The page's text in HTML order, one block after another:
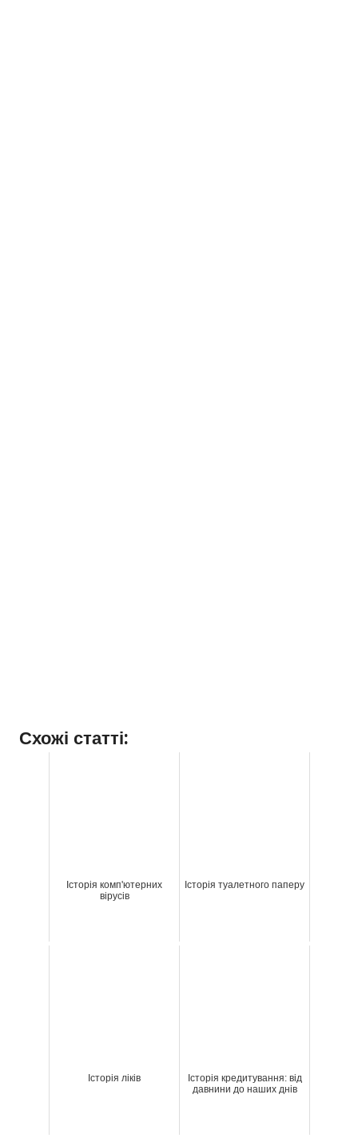
Схожі статті:
Історія комп'ютерних
вірусів
Історія туалетного паперу
Історія ліків
Історія кредитування: від
давнини до наших днів